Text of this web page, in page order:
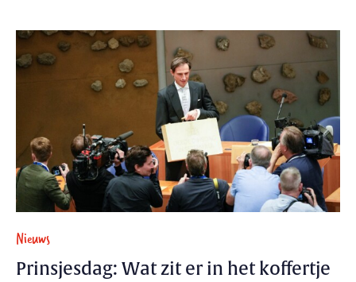
Nieuws
Prinsjesdag: Wat zit er in het koffertje